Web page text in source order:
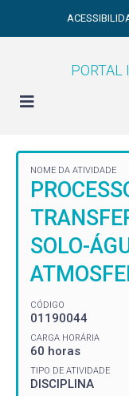
PORTAL
NOME DA ATIVIDADE
SOLO-
CÓDIGO
01190044
CARGA HORÁRIA
60 horas
TIPO DE ATIVIDADE
DISCIPLINA